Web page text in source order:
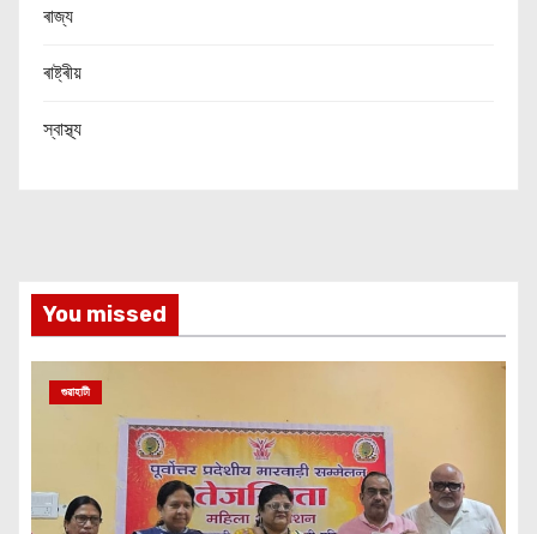
ৰাজ্য
ৰাষ্ট্ৰীয়
স্বাস্থ্য
You missed
গুৱাহাটী